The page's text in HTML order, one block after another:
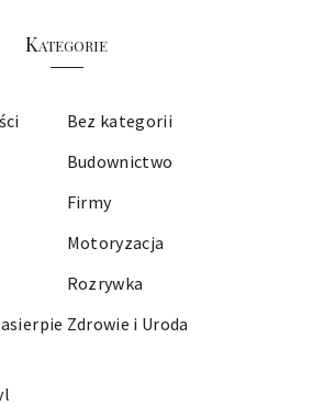
Kategorie
Bez kategorii
Budownictwo
Firmy
Motoryzacja
Rozrywka
Zdrowie i Uroda